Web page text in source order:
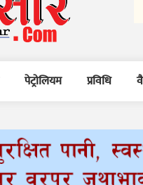
पेट्रोलियम प्रविधि